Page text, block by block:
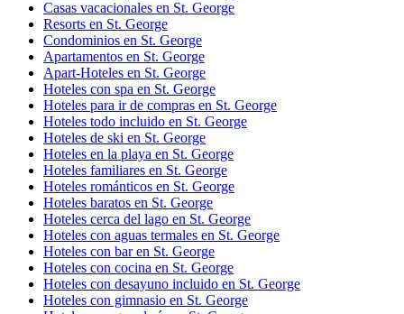
Casas vacacionales en St. George
Resorts en St. George
Condominios en St. George
Apartamentos en St. George
Apart-Hoteles en St. George
Hoteles con spa en St. George
Hoteles para ir de compras en St. George
Hoteles todo incluido en St. George
Hoteles de ski en St. George
Hoteles en la playa en St. George
Hoteles familiares en St. George
Hoteles románticos en St. George
Hoteles baratos en St. George
Hoteles cerca del lago en St. George
Hoteles con aguas termales en St. George
Hoteles con bar en St. George
Hoteles con cocina en St. George
Hoteles con desayuno incluido en St. George
Hoteles con gimnasio en St. George